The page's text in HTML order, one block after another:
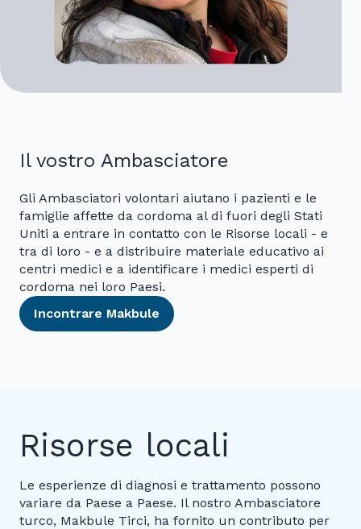
Il vostro Ambasciatore
Gli Ambasciatori volontari aiutano i pazienti e le
famiglie affette da cordoma al di fuori degli Stati
Uniti a entrare in contatto con le Risorse locali - e
tra di loro - e a distribuire materiale educativo ai
centri medici e a identificare i medici esperti di
cordoma nei loro Paesi.
Incontrare Makbule
Risorse locali
Le esperienze di diagnosi e trattamento possono
variare da Paese a Paese. Il nostro Ambasciatore
turco, Makbule Tirci, ha fornito un contributo per